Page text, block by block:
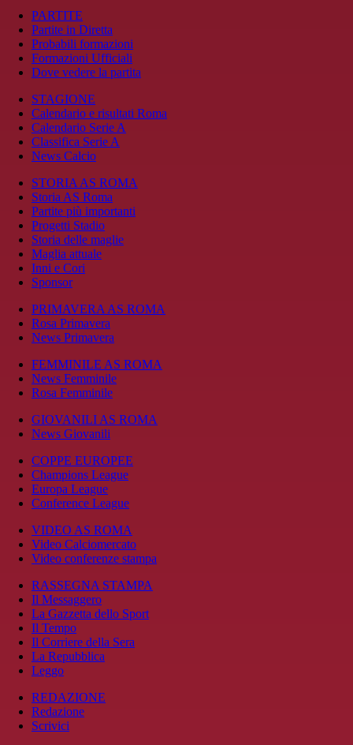
PARTITE
Partite in Diretta
Probabili formazioni
Formazioni Ufficiali
Dove vedere la partita
STAGIONE
Calendario e risultati Roma
Calendario Serie A
Classifica Serie A
News Calcio
STORIA AS ROMA
Storia AS Roma
Partite più importanti
Progetti Stadio
Storia delle maglie
Maglia attuale
Inni e Cori
Sponsor
PRIMAVERA AS ROMA
Rosa Primavera
News Primavera
FEMMINILE AS ROMA
News Femminile
Rosa Femminile
GIOVANILI AS ROMA
News Giovanili
COPPE EUROPEE
Champions League
Europa League
Conference League
VIDEO AS ROMA
Video Calciomercato
Video conferenze stampa
RASSEGNA STAMPA
Il Messaggero
La Gazzetta dello Sport
Il Tempo
Il Corriere della Sera
La Repubblica
Leggo
REDAZIONE
Redazione
Scrivici